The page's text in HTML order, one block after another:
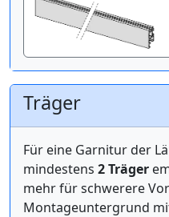
Träger
Für eine Garnitur der Länge
mindestens 2 Träger
mehr für schwerere
Montageuntergrund